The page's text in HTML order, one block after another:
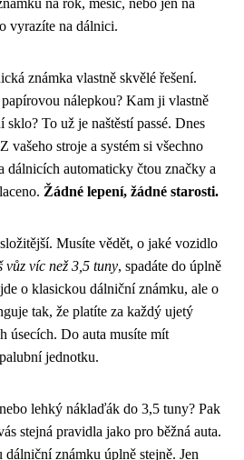
na rok, měsíc, nebo jen na
vyrazíte na dálnici.
známka vlastně skvělé řešení.
nálepkou? Kam ji vlastně
To už je naštěstí passé. Dnes
vašeho stroje a systém si všechno
dálnicích automaticky čtou značky a
Žádné lepení, žádné starosti.
Musíte vědět, o jaké vozidlo
vůz víc než 3,5 tuny, spadáte do úplně
o klasickou dálniční známku, ale o
tak, že platíte za každý ujetý
úsecích. Do auta musíte mít
jednotku.
lehký náklaďák do 3,5 tuny? Pak
stejná pravidla jako pro běžná auta.
známku úplně stejně. Jen